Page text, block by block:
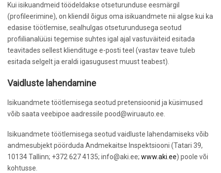
Kui isikuandmeid töödeldakse otseturunduse eesmärgil
(profileerimine), on kliendil õigus oma isikuandmete nii algse kui ka
edasise töötlemise, sealhulgas otseturundusega seotud
profiilianalüüsi tegemise suhtes igal ajal vastuväiteid esitada
teavitades sellest kliendituge e-posti teel (vastav teave tuleb
esitada selgelt ja eraldi igasugusest muust teabest).
Vaidluste lahendamine
Isikuandmete töötlemisega seotud pretensioonid ja küsimused
võib saata veebipoe aadressile pood@wiruauto.ee.
Isikuandmete töötlemisega seotud vaidluste lahendamiseks võib
andmesubjekt pöörduda Andmekaitse Inspektsiooni (Tatari 39,
10134 Tallinn; +372 627 4135; info@aki.ee; www.aki.ee) poole või
kohtusse.